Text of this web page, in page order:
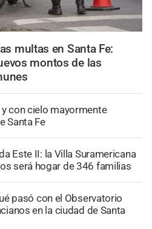
multas en Santa Fe:
montos de las
con cielo mayormente
Santa Fe
Este II: la Villa Suramericana
será hogar de 346 familias
pasó con el Observatorio
en la ciudad de Santa